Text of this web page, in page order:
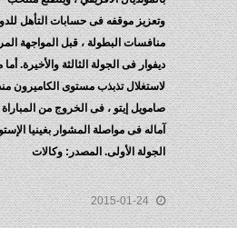
وتعزيز موقفه فى حسابات التأهل
منافسات البطولة ، قبل المواجهة
ديفوار فى الجولة الثالثة والأخيرة.
لاستغلال تذبذب مستوى الكاميرون
صامويل إيتو ، فى الخروج من المباراة
آماله فى مواصلة المشوار بغينيا
الجولة الأولى. المصدر: وكالات
2015-01-24